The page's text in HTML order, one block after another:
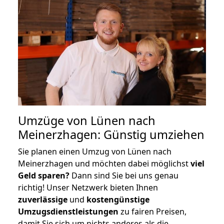
Umzüge von Lünen nach
Meinerzhagen: Günstig umziehen
Sie planen einen Umzug von Lünen nach
Meinerzhagen und möchten dabei möglichstviel
Geld sparen? Dann sind Sie bei uns genau
richtig! Unser Netzwerk bieten Ihnen
zuverlässige und kostengünstige
Umzugsdienstleistungen zu fairen Preisen,